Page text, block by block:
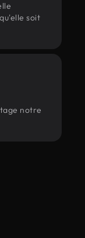
soit
notre